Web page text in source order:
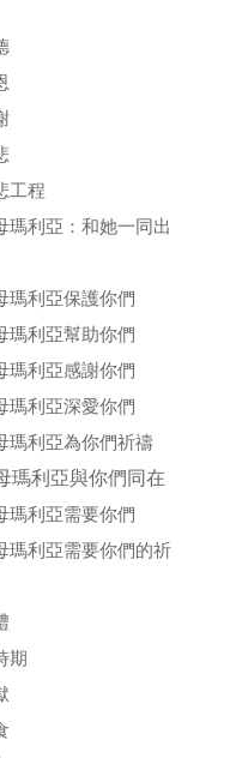
工程
瑪利亞：和她一同出
瑪利亞保護你們
瑪利亞幫助你們
瑪利亞感謝你們
瑪利亞深愛你們
瑪利亞為你們祈禱
瑪利亞與你們同在
瑪利亞需要你們
瑪利亞需要你們的祈
期